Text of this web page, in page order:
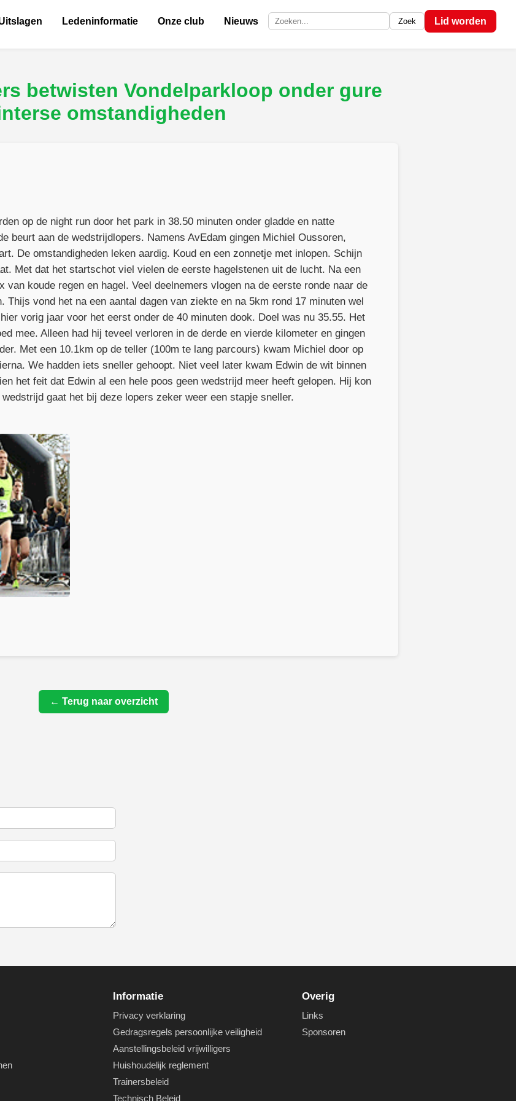
Ledeninformatie Onze club Nieuws Zoek op de site Zoek Lid worden
betwisten Vondelparkloop onder gure
omstandigheden
op de night run door het park in 38.50 minuten onder gladde en natte
beurt aan de wedstrijdlopers. Namens AvEdam gingen Michiel Oussoren,
De omstandigheden leken aardig. Koud en een zonnetje met inlopen. Schijn
Met dat het startschot viel vielen de eerste hagelstenen uit de lucht. Na een
van koude regen en hagel. Veel deelnemers vlogen na de eerste ronde naar de
Thijs vond het na een aantal dagen van ziekte en na 5km rond 17 minuten wel
vorig jaar voor het eerst onder de 40 minuten dook. Doel was nu 35.55. Het
mee. Alleen had hij teveel verloren in de derde en vierde kilometer en gingen
Met een 10.1km op de teller (100m te lang parcours) kwam Michiel door op
We hadden iets sneller gehoopt. Niet veel later kwam Edwin de wit binnen
het feit dat Edwin al een hele poos geen wedstrijd meer heeft gelopen. Hij kon
gaat het bij deze lopers zeker weer een stapje sneller.
← Terug naar overzicht
Informatie
Privacy verklaring
Gedragsregels persoonlijke veiligheid
Aanstellingsbeleid vrijwilligers
Huishoudelijk reglement
Trainersbeleid
Technisch Beleid
Overig
Links
Sponsoren